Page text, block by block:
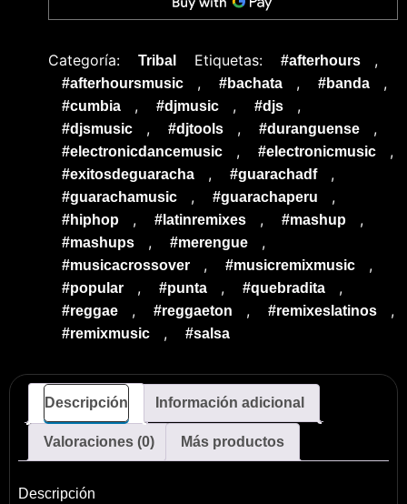
Categoría: Tribal Etiquetas: #afterhours ,
#afterhoursmusic , #bachata , #banda ,
#cumbia , #djmusic , #djs ,
#djsmusic , #djtools , #duranguense ,
#electronicdancemusic , #electronicmusic ,
#exitosdeguaracha , #guarachadf ,
#guarachamusic , #guarachaperu ,
#hiphop , #latinremixes , #mashup ,
#mashups , #merengue ,
#musicacrossover , #musicremixmusic ,
#popular , #punta , #quebradita ,
#reggae , #reggaeton , #remixeslatinos ,
#remixmusic , #salsa
Descripción Información adicional
Valoraciones (0) Más productos
Descripción